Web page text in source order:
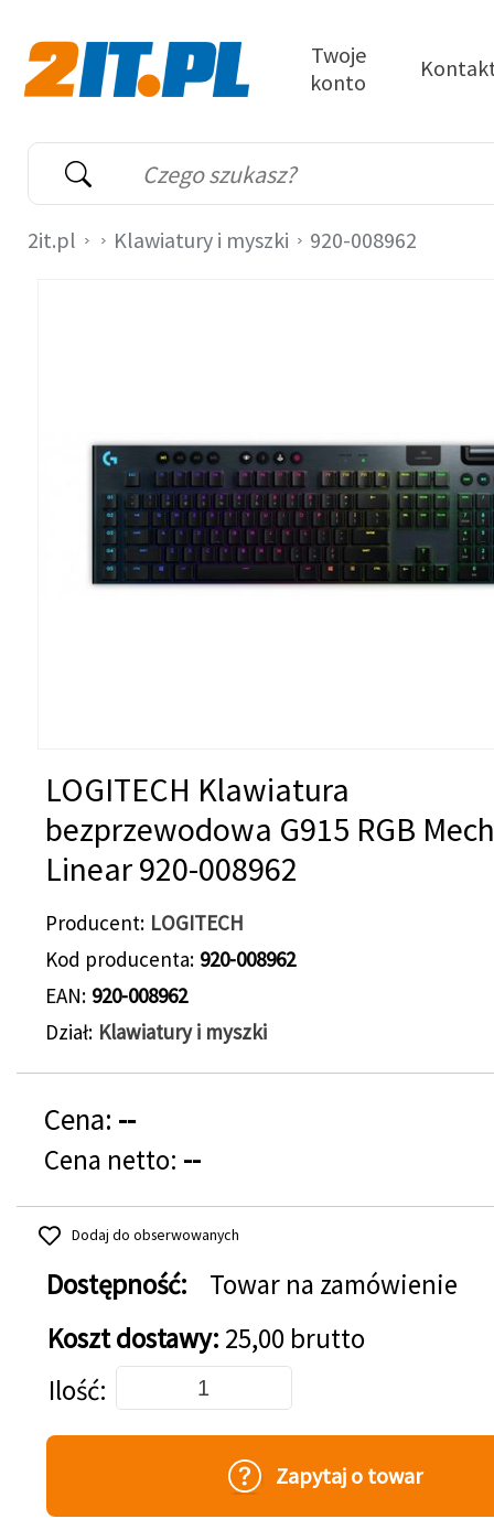
Wyszukiwarka
Słowo kluczowe
Twoje
konto
2it.pl Klawiatury i myszki 920-008962
LOGITECH Klawiatura
bezprzewodowa G915 RGB
Linear 920-008962
Producent LOGITECH
Kod producenta 920-008962
EAN 920-008962
Dział Klawiatury i myszki
Cena: --
Cena netto: --
Dodaj do obserwowanych
Dostępność:
Towar na zamówienie
Koszt dostawy: 25,00 brutto
Dodaj do koszyka
Ilość
Zapytaj o towar